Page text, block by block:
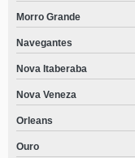
Morro Grande
Navegantes
Nova Itaberaba
Nova Veneza
Orleans
Ouro